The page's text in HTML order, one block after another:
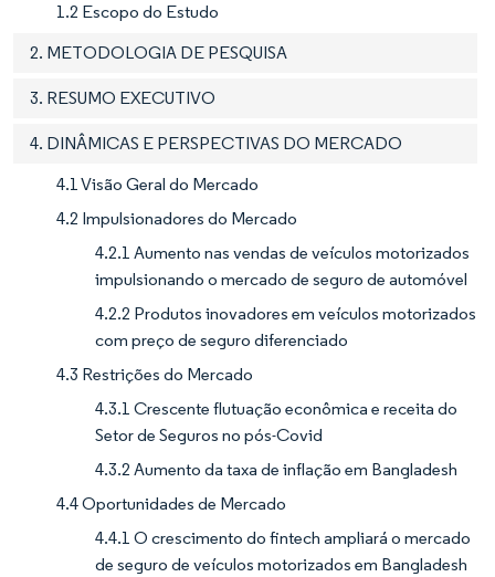
1.2 Escopo do Estudo
2. METODOLOGIA DE PESQUISA
3. RESUMO EXECUTIVO
4. DINÂMICAS E PERSPECTIVAS DO MERCADO
4.1 Visão Geral do Mercado
4.2 Impulsionadores do Mercado
4.2.1 Aumento nas vendas de veículos motorizados
impulsionando o mercado de seguro de automóvel
4.2.2 Produtos inovadores em veículos motorizados
com preço de seguro diferenciado
4.3 Restrições do Mercado
4.3.1 Crescente flutuação econômica e receita do
Setor de Seguros no pós-Covid
4.3.2 Aumento da taxa de inflação em Bangladesh
4.4 Oportunidades de Mercado
4.4.1 O crescimento do fintech ampliará o mercado
de seguro de veículos motorizados em Bangladesh